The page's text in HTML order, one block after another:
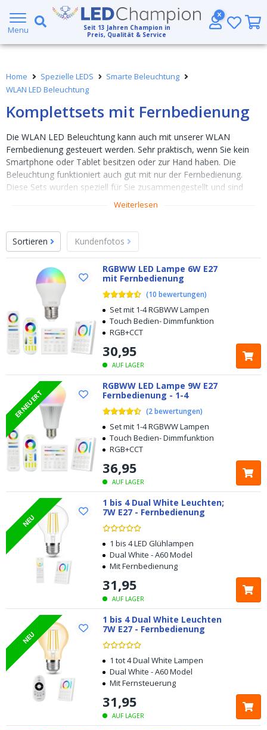
Menu Seit 13 Jahren Champion in
Preis, Qualität & Service
Großer Lagerbestand
Heute bestellt, amselben Tag verschickt
Home Spezielle LEDS
Smarte Beleuchtung
WLAN LED Beleuchtung
Komplettsets mit Fernbedienung
Die WLAN LED Beleuchtung kann auch mit unserer WLAN
Fernbedienung gesteuert werden. Sehr praktisch, wenn Sie kein
Smartphone oder Tablet besitzen oder zur Hand haben. Die
Beleuchtung funktioniert auch gut mit nur der Fernbedienung.
Diese Sets wurden speziell für Sie zusammengestellt und sind
komplett. Sie können sie sofort benutzen!
schließlich haben Sie ja schon die Fernbedienung. Sie können
problemlos neue Produkte anschließen.
Weiterlesen
Sortieren Kundenfotos
RGBWW LED Lampe 6W E27
mit Fernbedienung
(10 bewertungen)
AUF LAGER
30,95
Set mit 1-4 RGBWW Lampen
Touch Bedien- Dimmfunktion
RGB+CCT
ERNEUERT
RGBWW LED Lampe 9W E27
Fernbedienung - 1-4
(2bewertungen)
AUF LAGER
36,95
Set mit 1-4 RGBWW Lampen
Touch Bedien- Dimmfunktion
RGB+CCT
NEU
1 bis 4 Dual White Leuchten;
7W E27 - Fernbedienung
AUF LAGER
31,95
1 bis 4 LED Glühlampen
Dual White - A60 Model
Mit Fernbedienung
NEU
1 bis 4 Dual White Leuchten
7W E27 - Fernbedienung
AUF LAGER
31,95
1 tot 4 Dual White Lampen
Dual White - A60 Model
Mit Fernsteuerung